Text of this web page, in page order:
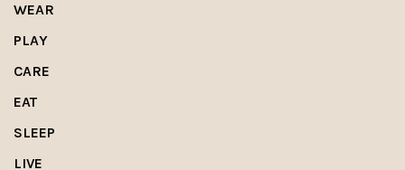
WEAR
PLAY
CARE
EAT
SLEEP
LIVE